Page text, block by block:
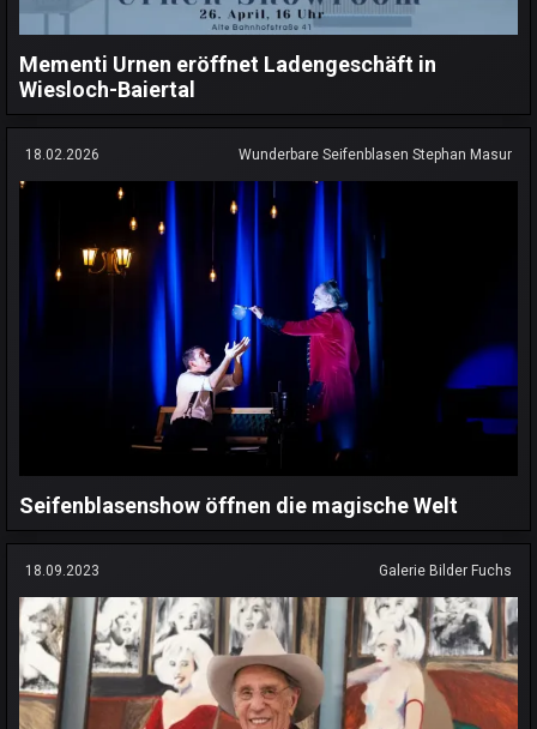
Mementi Urnen eröffnet Ladengeschäft in
Wiesloch-Baiertal
18.02.2026 Wunderbare Seifenblasen Stephan Masur
Seifenblasenshow öffnen die magische Welt
18.09.2023 Galerie Bilder Fuchs